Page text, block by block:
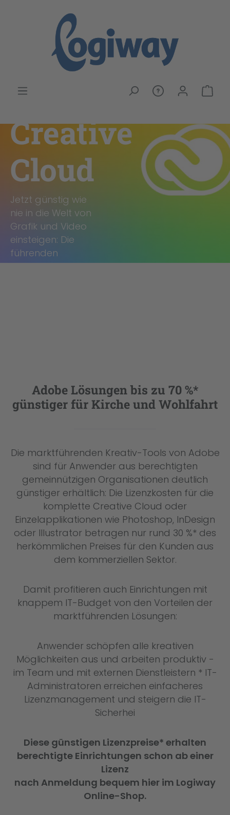
Adobe
Creative
Cloud
Jetzt günstig wie
nie in die Welt von
Grafik und Video
einsteigen: Die
führenden
Anwendungen
Adobe Lösungen bis zu 70 %*
günstiger für Kirche und Wohlfahrt
Die marktführenden Kreativ-Tools von Adobe
sind für Anwender aus berechtigten
gemeinnützigen Organisationen deutlich
günstiger erhältlich: Die Lizenzkosten für die
komplette Creative Cloud oder
Einzelapplikationen wie Photoshop, InDesign
oder Illustrator betragen nur rund 30 %* des
herkömmlichen Preises für den Kunden aus
dem kommerziellen Sektor.
Damit profitieren auch Einrichtungen mit
knappem IT-Budget von den Vorteilen der
marktführenden Lösungen:
Anwender schöpfen alle kreativen
Möglichkeiten aus und arbeiten produktiv -
im Team und mit externen Dienstleistern * IT-
Administratoren erreichen einfacheres
Lizenzmanagement und steigern die IT-
Sicherhei
Diese günstigen Lizenzpreise* erhalten
berechtigte Einrichtungen schon ab einer
Lizenz
nach Anmeldung bequem hier im Logiway
Online-Shop.